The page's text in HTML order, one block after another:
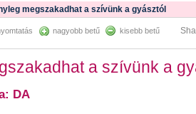
megszakadhat a szívünk a gyásztól
nagyobb betű kisebb betű
a szívünk a
DA